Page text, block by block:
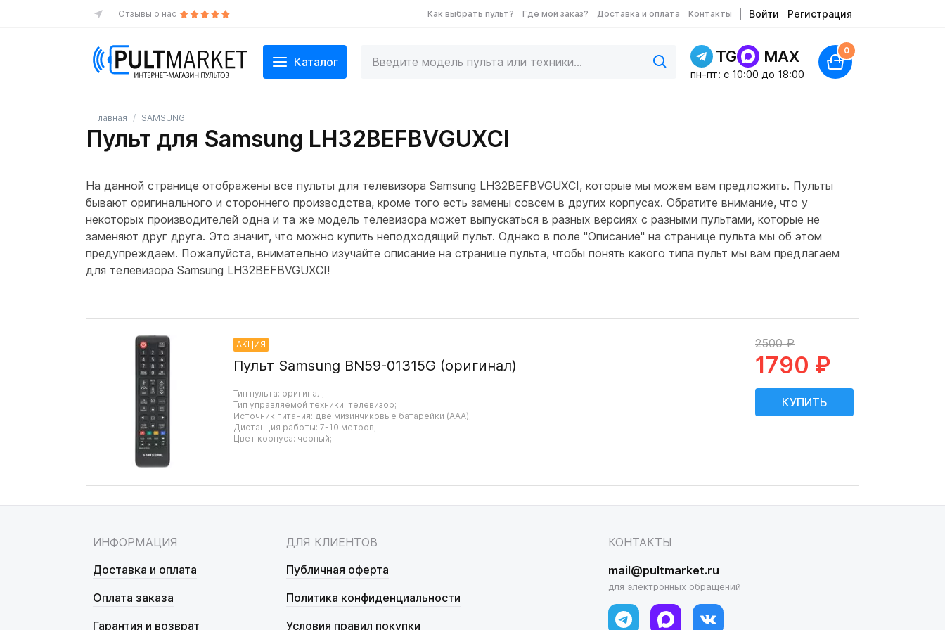
Отзывы о нас Как выбрать пульт? Где мой заказ? Доставка и оплата Контакты Войти Регистрация
Каталог TG MAX
пн-пт: c 10:00 до 18:00
0
Главная SAMSUNG
Пульт для Samsung LH32BEFBVGUXCI
На данной странице отображены все пульты для телевизора Samsung LH32BEFBVGUXCI, которые мы можем вам предложить. Пульты
бывают оригинального и стороннего производства, кроме того есть замены совсем в других корпусах. Обратите внимание, что у
некоторых производителей одна и та же модель телевизора может выпускаться в разных версиях с разными пультами, которые не
заменяют друг друга. Это значит, что можно купить неподходящий пульт. Однако в поле "Описание" на странице пульта мы об этом
предупреждаем. Пожалуйста, внимательно изучайте описание на странице пульта, чтобы понять какого типа пульт мы вам предлагаем
для телевизора Samsung LH32BEFBVGUXCI!
АКЦИЯ
Пульт Samsung BN59-01315G (оригинал)
Тип пульта: оригинал;
Тип управляемой техники: телевизор;
Источник питания: две мизинчиковые батарейки (AAA);
Дистанция работы: 7-10 метров;
Цвет корпуса: черный;
2500 ₽
1790 ₽
ИНФОРМАЦИЯ
Доставка и оплата
Оплата заказа
Гарантия и возврат
ДЛЯ КЛИЕНТОВ
Публичная оферта
Политика конфиденциальности
Условия правил покупки
КОНТАКТЫ
mail@pultmarket.ru
для электронных обращений